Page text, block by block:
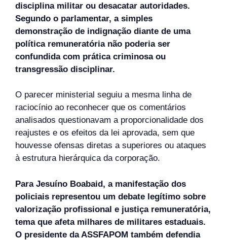
disciplina militar ou desacatar autoridades.
Segundo o parlamentar, a simples
demonstração de indignação diante de uma
política remuneratória não poderia ser
confundida com prática criminosa ou
transgressão disciplinar.
O parecer ministerial seguiu a mesma linha de
raciocínio ao reconhecer que os comentários
analisados questionavam a proporcionalidade dos
reajustes e os efeitos da lei aprovada, sem que
houvesse ofensas diretas a superiores ou ataques
à estrutura hierárquica da corporação.
Para Jesuíno Boabaid, a manifestação dos
policiais representou um debate legítimo sobre
valorização profissional e justiça remuneratória,
tema que afeta milhares de militares estaduais.
O presidente da ASSFAPOM também defendia